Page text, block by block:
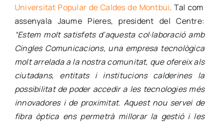
Universitat Popular de Caldes de Montbui. Tal com
assenyala Jaume Pieres, president del Centre:
“Estem molt satisfets d’aquesta col·laboració amb
Cingles Comunicacions, una empresa tecnològica
molt arrelada a la nostra comunitat, que ofereix als
ciutadans, entitats i institucions calderines la
possibilitat de poder accedir a les tecnologies més
innovadores i de proximitat. Aquest nou servei de
fibra òptica ens permetrà millorar la gestió i les